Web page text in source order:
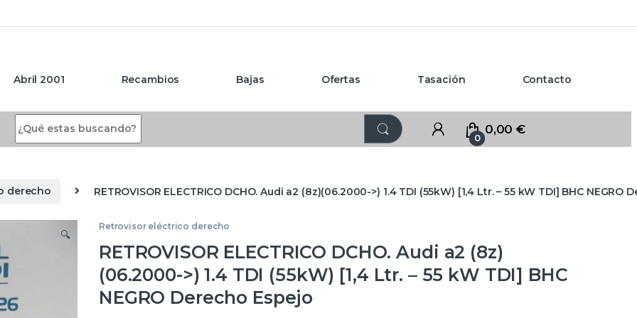
Abril 2001 Recambios Bajas Ofertas Tasación Contacto
0
0,00€
derecho RETROVISOR ELECTRICO DCHO. Audi a2 (8z)(06.2000->) 1.4 TDI (55kW) [1,4 Ltr. – 55 kW TDI] BHC NEGRO
🔍
Retrovisor eléctrico derecho
RETROVISOR ELECTRICO DCHO. Audi a2 (8z)
(06.2000->) 1.4 TDI (55kW) [1,4 Ltr. – 55 kW TDI] BHC
NEGRO Derecho Espejo